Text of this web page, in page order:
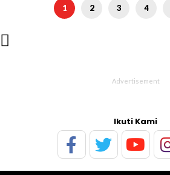
1 2 3 4

Ikuti Kami